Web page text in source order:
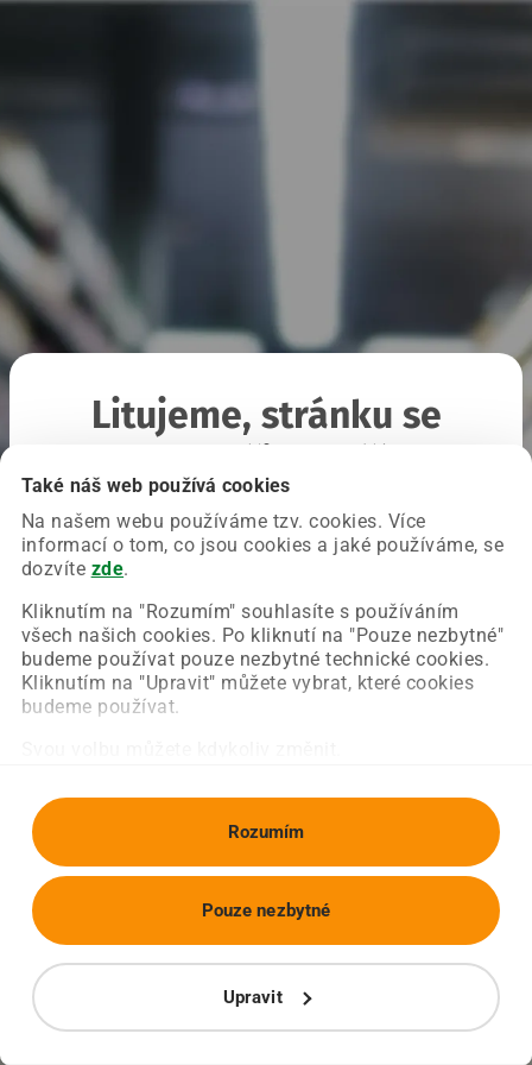
Také náš web používá cookies
Na našem webu používáme tzv. cookies. Více
informací o tom, co jsou cookies a jaké používáme, se
dozvíte zde.
Kliknutím na "Rozumím" souhlasíte s používáním
všech našich cookies. Po kliknutí na "Pouze nezbytné"
budeme používat pouze nezbytné technické cookies.
Kliknutím na "Upravit" můžete vybrat, které cookies
budeme používat.
Rozumím
Upravit
Pouze nezbytné
Litujeme, stránku se
Chyba nastala na naší straně a už ji opravujeme.
Zkuste prosím znovu načíst požadovanou stránku.
Obnovit stránku Úvodní strana